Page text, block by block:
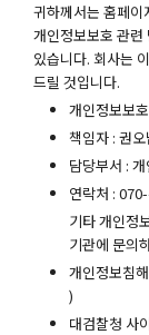
귀하께서는 홈페이
개인정보보호 관련
있습니다. 회사는
드릴 것입니다.
개인정보보
책임자 : 권
담당부서 :
연락처 :
기타 개인정
기관에 문의
개인정보침
)
대검찰청 사